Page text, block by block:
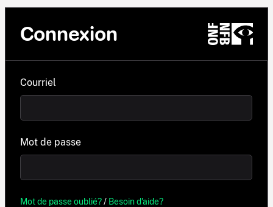
Connexion
Courriel
Mot de passe
Mot de passe oublié?/ Besoin d'aide?